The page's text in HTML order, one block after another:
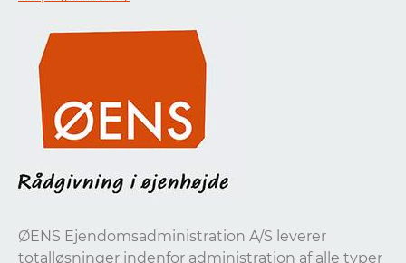
ØENS Ejendomsadministration A/S leverer
totalløsninger indenfor administration af alle typer